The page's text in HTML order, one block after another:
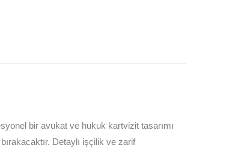
bir avukat ve hukuk kartvizit tasarımı
Detaylı işçilik ve zarif